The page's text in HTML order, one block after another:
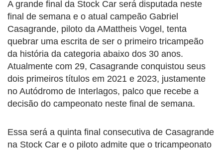
A grande final da Stock Car será disputada neste
final de semana e o atual campeão Gabriel
Casagrande, piloto da AMattheis Vogel, tenta
quebrar uma escrita de ser o primeiro tricampeão
da história da categoria abaixo dos 30 anos.
Atualmente com 29, Casagrande conquistou seus
dois primeiros títulos em 2021 e 2023, justamente
no Autódromo de Interlagos, palco que recebe a
decisão do campeonato neste final de semana.
Essa será a quinta final consecutiva de Casagrande
na Stock Car e o piloto admite que o tricampeonato